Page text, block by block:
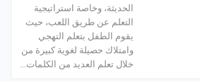
الحديثة، وخاصة استراتيجية
التعلم عن طريق اللعب، حيث
يقوم الطفل بتعلم التهجي
وامتلاك حصيلة لغوية كبيرة من
خلال تعلم العديد من الكلمات…